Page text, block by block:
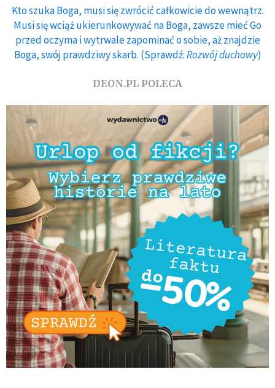
Kto szuka Boga, musi się zwrócić całkowicie do wewnątrz.
Musi się wciąż ukierunkowywać na Boga, zawsze mieć Go
przed oczyma i wytrwale zapominać o sobie, aż znajdzie
Boga, swój prawdziwy skarb. (Sprawdź:Rozwój duchowy)
DEON.PL POLECA